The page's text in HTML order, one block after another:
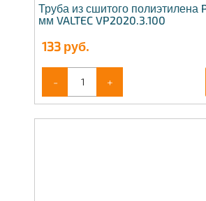
Труба из сшитого полиэтилена
мм VALTEC VP2020.3.100
133 руб.
- +